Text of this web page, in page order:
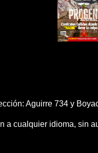
Aguirre 734 y
a cualquier idioma, sin